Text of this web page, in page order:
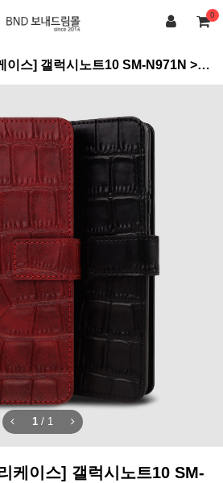
0
] 갤럭시노트10 SM-N971N > 케이스류
1 / 1
케이스] 갤럭시노트10 SM-